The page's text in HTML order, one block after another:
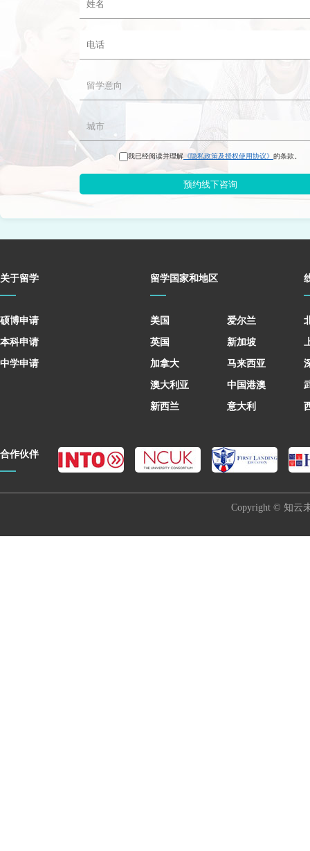
我已经阅读并理解 《隐私政策及授权使用协议》 的条款。
预约线下咨询
关于留学
硕博申请
本科申请
中学申请
留学国家和地区
美国
英国
加拿大
澳大利亚
新西兰
爱尔兰
新加坡
马来西亚
中国港澳
意大利
合作伙伴
Copyright © 知云